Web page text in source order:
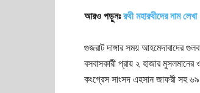
আরও পড়ুনঃরথী মহারথীদের নাম
গুজরাট দাঙ্গার সময় আহমেদাবাদের
বসবাসকারী প্রায় ২ হাজার
কংগ্রেস সাংসদ এহসান জাফরী সহ